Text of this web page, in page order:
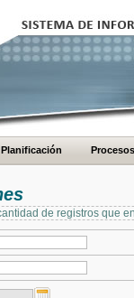
Planificación Procesos
de registros que